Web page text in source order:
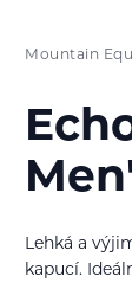
Mountain
Lehká a
kapucí.